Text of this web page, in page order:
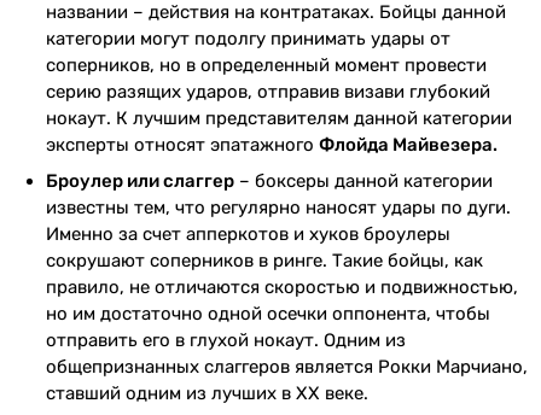
названии – действия на контратаках. Бойцы данной
категории могут подолгу принимать удары от
соперников, но в определенный момент провести
серию разящих ударов, отправив визави глубокий
нокаут. К лучшим представителям данной категории
эксперты относят эпатажного Флойда Майвезера.
Броулер или слаггер – боксеры данной категории
известны тем, что регулярно наносят удары по дуги.
Именно за счет апперкотов и хуков броулеры
сокрушают соперников в ринге. Такие бойцы, как
правило, не отличаются скоростью и подвижностью,
но им достаточно одной осечки оппонента, чтобы
отправить его в глухой нокаут. Одним из
общепризнанных слаггеров является Рокки Марчиано,
ставший одним из лучших в XX веке.